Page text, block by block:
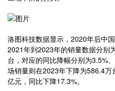
洛图科技数据显示，2020年后中
2021年到2023年的销量数据分别
台，对应的同比降幅分别为3.5%
场销量则在2023年下降为586.4
亿元，同比下降17.3%。